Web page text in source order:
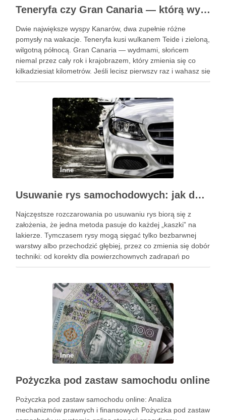
Teneryfa czy Gran Canaria — którą wyspę wybrać na pierwszy raz?
Dwie największe wyspy Kanarów, dwa zupełnie różne
pomysły na wakacje. Teneryfa kusi wulkanem Teide i zieloną,
wilgotną północą. Gran Canaria — wydmami, słońcem
niemal przez cały rok i krajobrazem, który zmienia się co
kilkadziesiąt kilometrów. Jeśli lecisz pierwszy raz i wahasz się
między nimi, poniżej rozkładamy obie wyspy na czynniki …
Inne
Usuwanie rys samochodowych: jak dobrać metodę do głębokości uszkodzeń i zabezpieczyć lakier po korekcie
Najczęstsze rozczarowania po usuwaniu rys biorą się z
założenia, że jedna metoda pasuje do każdej „kaszki” na
lakierze. Tymczasem rysy mogą sięgać tylko bezbarwnej
warstwy albo przechodzić głębiej, przez co zmienia się dobór
techniki: od korekty dla powierzchownych zadrapań po
profesjonalną interwencję przy głębszych uszkodzeniach. Po
Inne
Pożyczka pod zastaw samochodu online
Pożyczka pod zastaw samochodu online: Analiza
mechanizmów prawnych i finansowych Pożyczka pod zastaw